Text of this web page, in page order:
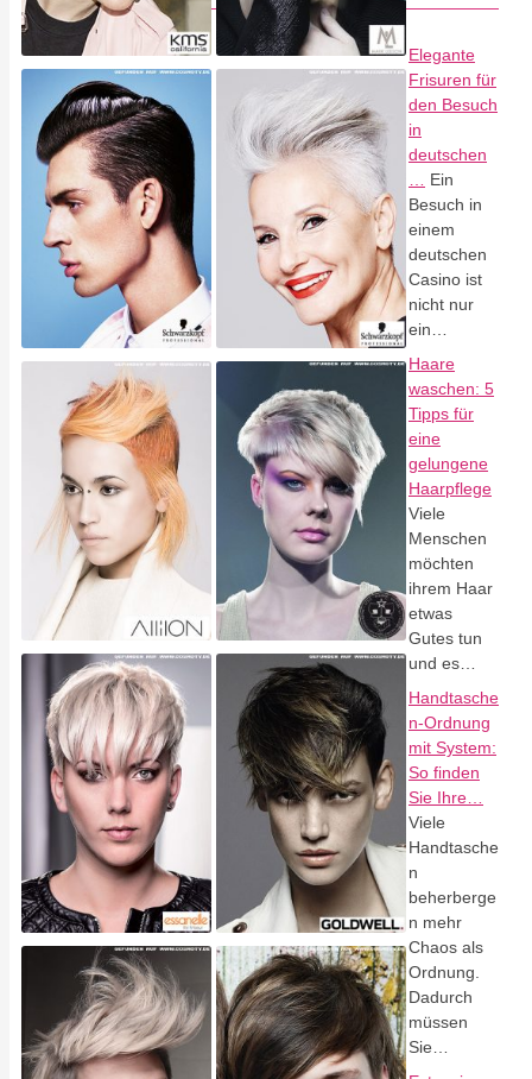
Elegante
Frisuren für
den Besuch
in
deutschen
Ein
Besuch in
einem
deutschen
Casino ist
nicht nur
ein…
Haare
waschen: 5
Tipps für
eine
gelungene
Haarpflege
Viele
Menschen
möchten
ihrem Haar
etwas
Gutes tun
und es…
Handtasche
n-Ordnung
mit System:
So finden
Sie Ihre…
Viele
Handtasche
n
beherberge
n mehr
Chaos als
Ordnung.
Dadurch
müssen
Sie…